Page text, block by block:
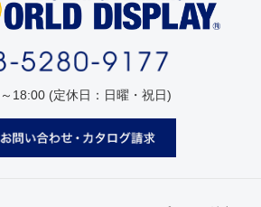
18:00 (定休日：日曜・祝日)